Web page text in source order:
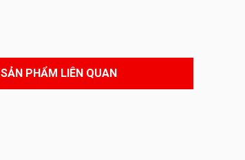
SẢN PHẨM LIÊN QUAN